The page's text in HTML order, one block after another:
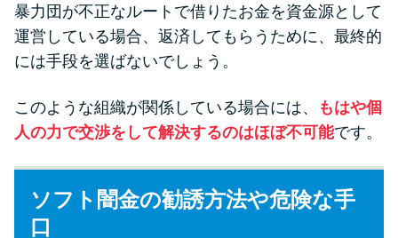
暴力団が不正なルートで借りたお金を資金源として
運営している場合、返済してもらうために、最終的
には手段を選ばないでしょう。
このような組織が関係している場合には、
もはや個
人の力で交渉をして解決するのはほぼ不可能です。
ソフト闇金の勧誘方法や危険な手
口